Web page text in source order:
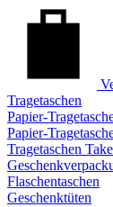
Tragetaschen
Papier-
Papier-
Tragetaschen
Flaschentaschen
Geschenktüten